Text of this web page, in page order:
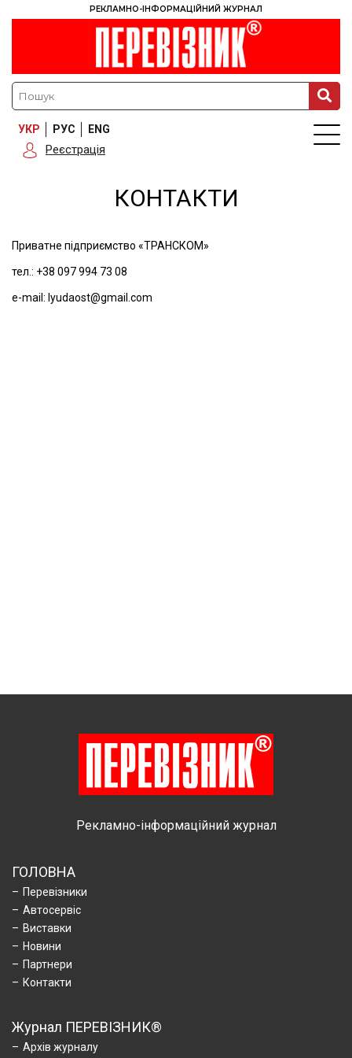
РЕКЛАМНО-ІНФОРМАЦІЙНИЙ ЖУРНАЛ
УКР РУС ENG
Реєстрація
КОНТАКТИ
Приватне підприємство «ТРАНСКОМ»
тел.: +38 097 994 73 08
e-mail: lyudaost@gmail.com
Рекламно-інформаційний журнал
ГОЛОВНА
Перевізники
Автосервіс
Виставки
Новини
Партнери
Контакти
Журнал ПЕРЕВІЗНИК®
Архів журналу